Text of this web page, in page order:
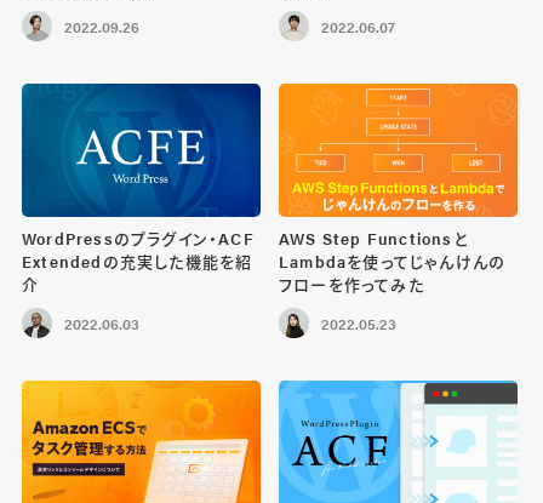
2022.09.26 2022.06.07
WordPressのプラグイン・ACF
Extendedの充実した機能を紹
介
2022.06.03
AWS Step Functionsと
Lambdaを使ってじゃんけんの
フローを作ってみた
2022.05.23